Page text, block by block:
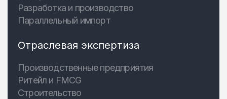
Разработка и производство
Параллельный импорт
Отраслевая экспертиза
Производственные предприятия
Ритейл и FMCG
Строительство